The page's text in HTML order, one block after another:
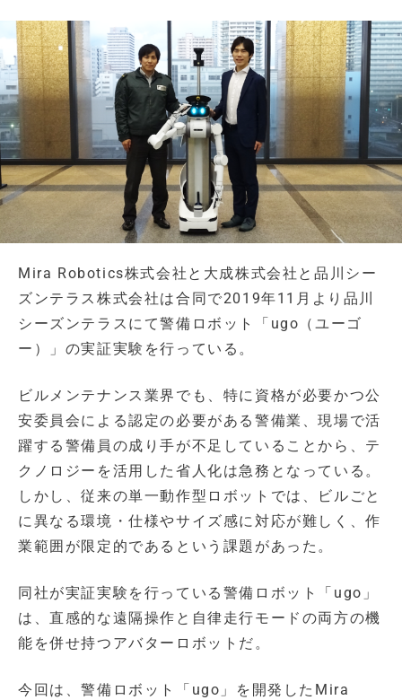
Mira Robotics株式会社と大成株式会社と品川シー
ズンテラス株式会社は合同で2019年11月より品川
シーズンテラスにて警備ロボット「ugo（ユーゴ
ー）」の実証実験を行っている。
ビルメンテナンス業界でも、特に資格が必要かつ公
安委員会による認定の必要がある警備業、現場で活
躍する警備員の成り手が不足していることから、テ
クノロジーを活用した省人化は急務となっている。
しかし、従来の単一動作型ロボットでは、ビルごと
に異なる環境・仕様やサイズ感に対応が難しく、作
業範囲が限定的であるという課題があった。
同社が実証実験を行っている警備ロボット「ugo」
は、直感的な遠隔操作と自律走行モードの両方の機
能を併せ持つアバターロボットだ。
今回は、警備ロボット「ugo」を開発したMira